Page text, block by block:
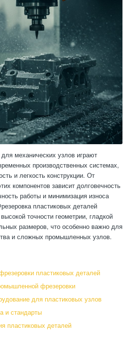
механических узлов играют
производственных системах,
и легкость конструкции. От
компонентов зависит долговечность
работы и минимизация износа
пластиковых деталей
точности геометрии, гладкой
размеров, что особенно важно для
и сложных промышленных узлов.
пластиковых деталей
фрезеровки
для пластиковых узлов
и стандарты
пластиковых деталей